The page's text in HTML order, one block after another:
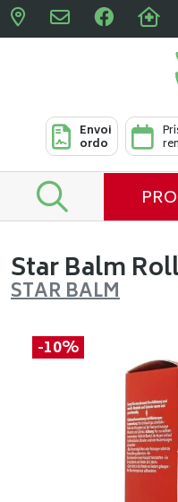
Envoi
ordo
Star Balm
STAR BALM
-10%